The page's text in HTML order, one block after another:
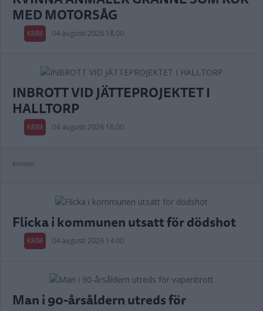
MED MOTORSÅG
KRIM 04 augusti 2026 18.00
INBROTT VID JÄTTEPROJEKTET I
HALLTORP
KRIM 04 augusti 2026 16.00
Annons:
Flicka i kommunen utsatt för dödshot
KRIM 04 augusti 2026 14.00
Man i 90-årsåldern utreds för